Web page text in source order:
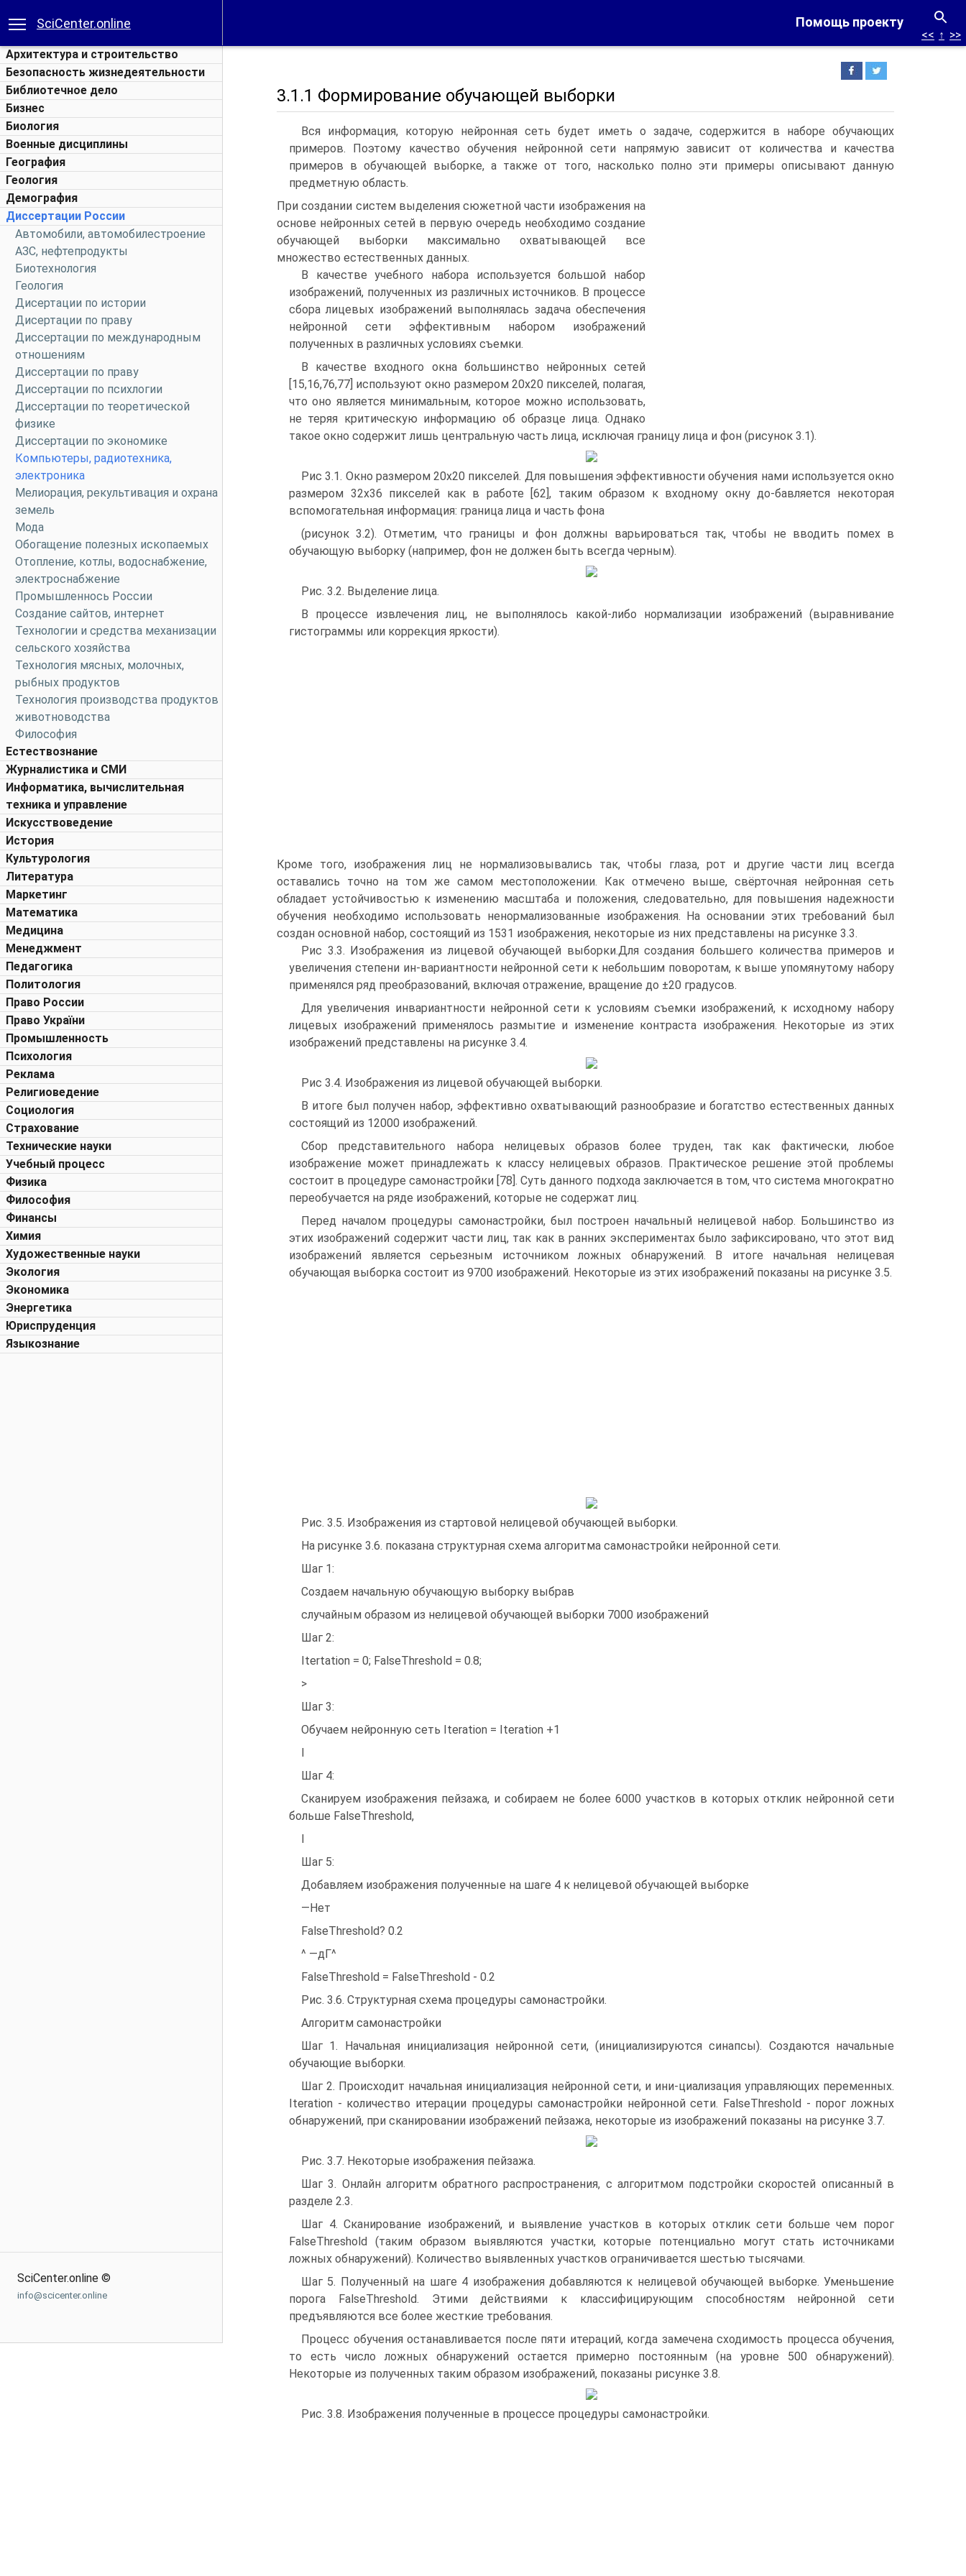
Помощь проекту
SciCenter.online
Архитектура и строительство
Безопасность жизнедеятельности
Библиотечное дело
Бизнес
Биология
Военные дисциплины
География
Геология
Демография
Диссертации России
Автомобили, автомобилестроение
АЗС, нефтепродукты
Биотехнология
Геология
Дисертации по истории
Дисертации по праву
Диссертации по международным
отношениям
Диссертации по праву
Диссертации по психлогии
Диссертации по теоретической
физике
Диссертации по экономике
Компьютеры, радиотехника,
электроника
Мелиорация, рекультивация и охрана
земель
Мода
Обогащение полезных ископаемых
Отопление, котлы, водоснабжение,
электроснабжение
Промышленнось России
Создание сайтов, интернет
Технологии и средства механизации
сельского хозяйства
Технология мясных, молочных,
рыбных продуктов
Технология производства продуктов
животноводства
Философия
Естествознание
Журналистика и СМИ
Информатика, вычислительная
техника и управление
Искусствоведение
История
Культурология
Литература
Маркетинг
Математика
Медицина
Менеджмент
Педагогика
Политология
Право России
Право України
Промышленность
Психология
Реклама
Религиоведение
Социология
Страхование
Технические науки
Учебный процесс
Физика
Философия
Финансы
Химия
Художественные науки
Экология
Экономика
Энергетика
Юриспруденция
Языкознание
SciCenter.online ©
info@scicenter.online
<< ↑ >>
3.1.1 Формирование обучающей выборки
Вся информация, которую нейронная сеть будет иметь о задаче, содержится в наборе обучающих
примеров. Поэтому качество обучения нейронной сети напрямую зависит от количества и качества
примеров в обучающей выборке, а также от того, насколько полно эти примеры описывают данную
предметную область.
При создании систем выделения сюжетной части изображения на
основе нейронных сетей в первую очередь необходимо создание
обучающей выборки максимально охватывающей все
множество естественных данных.
В качестве учебного набора используется большой набор
изображений, полученных из различных источников. В процессе
сбора лицевых изображений выполнялась задача обеспечения
нейронной сети эффективным набором изображений
полученных в различных условиях съемки.
В качестве входного окна большинство нейронных сетей
[15,16,76,77] используют окно размером 20x20 пикселей, полагая,
что оно является минимальным, которое можно использовать,
не теряя критическую информацию об образце лица. Однако
такое окно содержит лишь центральную часть лица, исключая границу лица и фон (рисунок 3.1).
Рис 3.1. Окно размером 20x20 пикселей. Для повышения эффективности обучения нами используется окно
размером 32x36 пикселей как в работе [62], таким образом к входному окну до-бавляется некоторая
вспомогательная информация: граница лица и часть фона
(рисунок 3.2). Отметим, что границы и фон должны варьироваться так, чтобы не вводить помех в
обучающую выборку (например, фон не должен быть всегда черным).
Рис. 3.2. Выделение лица.
В процессе извлечения лиц, не выполнялось какой-либо нормализации изображений (выравнивание
гистограммы или коррекция яркости).
Кроме того, изображения лиц не нормализовывались так, чтобы глаза, рот и другие части лиц всегда
оставались точно на том же самом местоположении. Как отмечено выше, свёрточная нейронная сеть
обладает устойчивостью к изменению масштаба и положения, следовательно, для повышения надежности
обучения необходимо использовать ненормализованные изображения. На основании этих требований был
создан основной набор, состоящий из 1531 изображения, некоторые из них представлены на рисунке 3.3.
Рис 3.3. Изображения из лицевой обучающей выборки.Для создания большего количества примеров и
увеличения степени ин-вариантности нейронной сети к небольшим поворотам, к выше упомянутому набору
применялся ряд преобразований, включая отражение, вращение до ±20 градусов.
Для увеличения инвариантности нейронной сети к условиям съемки изображений, к исходному набору
лицевых изображений применялось размытие и изменение контраста изображения. Некоторые из этих
изображений представлены на рисунке 3.4.
Рис 3.4. Изображения из лицевой обучающей выборки.
В итоге был получен набор, эффективно охватывающий разнообразие и богатство естественных данных
состоящий из 12000 изображений.
Сбор представительного набора нелицевых образов более труден, так как фактически, любое
изображение может принадлежать к классу нелицевых образов. Практическое решение этой проблемы
состоит в процедуре самонастройки [78]. Суть данного подхода заключается в том, что система многократно
переобучается на ряде изображений, которые не содержат лиц.
Перед началом процедуры самонастройки, был построен начальный нелицевой набор. Большинство из
этих изображений содержит части лиц, так как в ранних экспериментах было зафиксировано, что этот вид
изображений является серьезным источником ложных обнаружений. В итоге начальная нелицевая
обучающая выборка состоит из 9700 изображений. Некоторые из этих изображений показаны на рисунке 3.5.
Рис. 3.5. Изображения из стартовой нелицевой обучающей выборки.
На рисунке 3.6. показана структурная схема алгоритма самонастройки нейронной сети.
Шаг 1:
Создаем начальную обучающую выборку выбрав
случайным образом из нелицевой обучающей выборки 7000 изображений
Шаг 2:
Itertation = 0; FalseThreshold = 0.8;
>
Шаг 3:
Обучаем нейронную сеть Iteration = Iteration +1
I
Шаг 4:
Сканируем изображения пейзажа, и собираем не более 6000 участков в которых отклик нейронной сети
больше FalseThreshold,
I
Шаг 5:
Добавляем изображения полученные на шаге 4 к нелицевой обучающей выборке
—Нет
FalseThreshold? 0.2
^ —дГ^
FalseThreshold = FalseThreshold - 0.2
Рис. 3.6. Структурная схема процедуры самонастройки.
Алгоритм самонастройки
Шаг 1. Начальная инициализация нейронной сети, (инициализируются синапсы). Создаются начальные
обучающие выборки.
Шаг 2. Происходит начальная инициализация нейронной сети, и ини-циализация управляющих переменных.
Iteration - количество итерации процедуры самонастройки нейронной сети. FalseThreshold - порог ложных
обнаружений, при сканировании изображений пейзажа, некоторые из изображений показаны на рисунке 3.7.
Рис. 3.7. Некоторые изображения пейзажа.
Шаг 3. Онлайн алгоритм обратного распространения, с алгоритмом подстройки скоростей описанный в
разделе 2.3.
Шаг 4. Сканирование изображений, и выявление участков в которых отклик сети больше чем порог
FalseThreshold (таким образом выявляются участки, которые потенциально могут стать источниками
ложных обнаружений). Количество выявленных участков ограничивается шестью тысячами.
Шаг 5. Полученный на шаге 4 изображения добавляются к нелицевой обучающей выборке. Уменьшение
порога FalseThreshold. Этими действиями к классифицирующим способностям нейронной сети
предъявляются все более жесткие требования.
Процесс обучения останавливается после пяти итераций, когда замечена сходимость процесса обучения,
то есть число ложных обнаружений остается примерно постоянным (на уровне 500 обнаружений).
Некоторые из полученных таким образом изображений, показаны рисунке 3.8.
Рис. 3.8. Изображения полученные в процессе процедуры самонастройки.